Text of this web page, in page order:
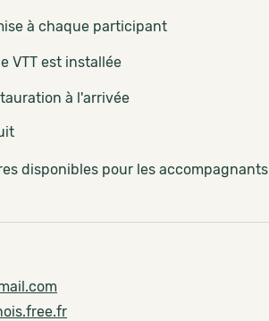
à chaque participant
VTT est installée
à l'arrivée
disponibles pour les accompagnants